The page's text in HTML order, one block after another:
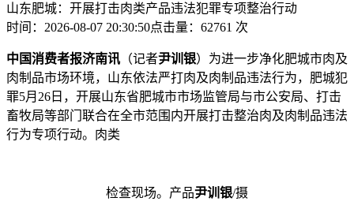
山东肥城：开展打击肉类产品违法犯罪专项整治行动
时间：2026-08-07 20:30:50点击量：62761 次
中国消费者报济南讯 （记者尹训银）为进一步净化肥城市肉及
肉制品市场环境，山东依法严打肉及肉制品违法行为，肥城犯
罪5月26日，开展山东省肥城市市场监管局与市公安局、打击
畜牧局等部门联合在全市范围内开展打击整治肉及肉制品违法
行为专项行动。肉类
检查现场。产品尹训银/摄